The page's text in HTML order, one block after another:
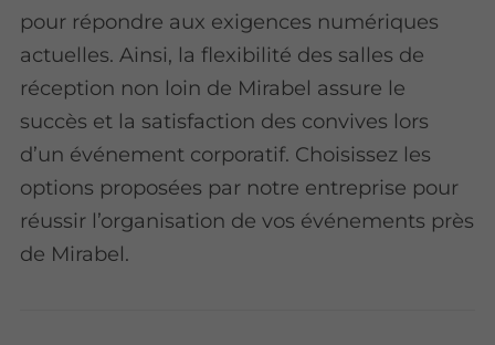
pour répondre aux exigences numériques
actuelles. Ainsi, la flexibilité des salles de
réception non loin de Mirabel assure le
succès et la satisfaction des convives lors
d’un événement corporatif. Choisissez les
options proposées par notre entreprise pour
réussir l’organisation de vos événements près
de Mirabel.